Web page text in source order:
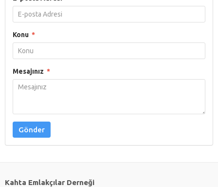
Konu *
Mesajınız *
Gönder
Kahta Emlakçılar Derneği